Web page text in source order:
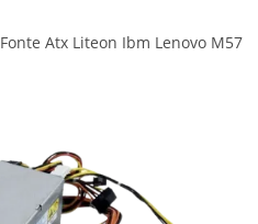
Fonte Atx Liteon Ibm Lenovo M57